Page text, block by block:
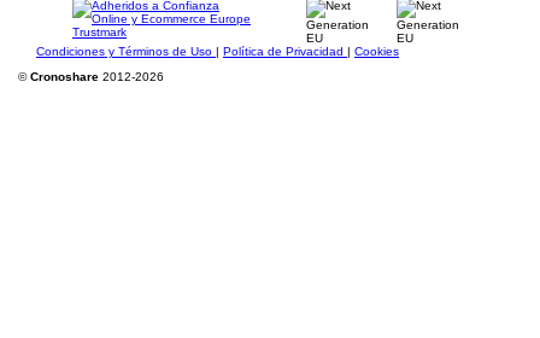
Condiciones y Términos de Uso | Política de Privacidad | Cookies
©Cronoshare 2012-2026